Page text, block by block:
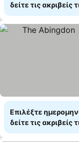
δείτε τις ακριβείς
Επιλέξτε
δείτε τις ακριβείς